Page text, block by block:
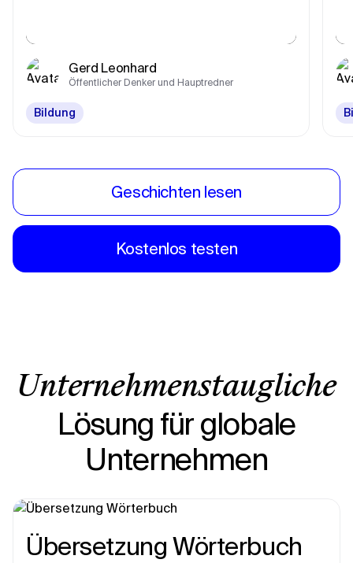
Gerd Leonhard
Öffentlicher Denker und Hauptredner
Bildung
Geschichten lesen
Kostenlos testen
Unternehmenstaugliche
Lösung für globale
Unternehmen
Übersetzung Wörterbuch